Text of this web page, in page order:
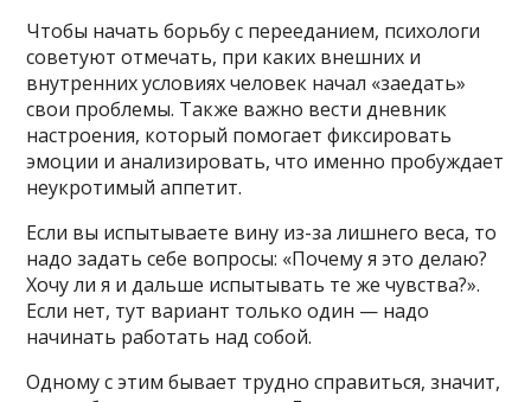
Чтобы начать борьбу с перееданием, психологи
советуют отмечать, при каких внешних и
внутренних условиях человек начал «заедать»
свои проблемы. Также важно вести дневник
настроения, который помогает фиксировать
эмоции и анализировать, что именно пробуждает
неукротимый аппетит.
Если вы испытываете вину из-за лишнего веса, то
надо задать себе вопросы: «Почему я это делаю?
Хочу ли я и дальше испытывать те же чувства?».
Если нет, тут вариант только один — надо
начинать работать над собой.
Одному с этим бывает трудно справиться, значит,